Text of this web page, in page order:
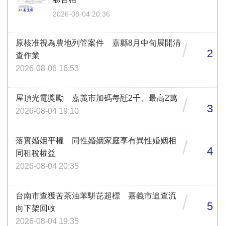
2026-08-04 20:36
原核准視為農地列管案件 嘉縣8月中旬展開清
查作業
2026-08-06 16:53
/ 2
屋頂光電獎勵 嘉義市加碼每瓩2千、最高2萬
2026-08-04 19:10
/ 3
落實婚姻平權 同性婚姻家庭享有異性婚姻相
同租稅權益
2026-08-04 20:35
/ 4
台南市查獲苦茶油苯駢芘超標 嘉義市追查流
向下架回收
2026-08-04 19:35
/ 5